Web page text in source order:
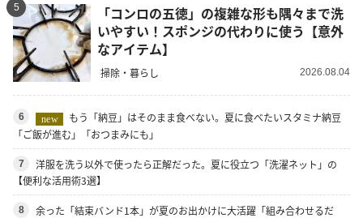
5
「コンロの五徳」の複雑な形も隅々まで洗
いやすい！スポンジの代わりに使う【意外
なアイテム】
掃除・暮らし 2026.08.04
6 new
もう「納豆」はそのまま食べない。夏に食べたいスタミナ納豆
「ご飯が進む」「おつまみにも」
7
洋服を洗う以外で使ったら正解だった。夏に役立つ「洗濯ネット」の
【便利な活用術3選】
8
余った「結束バンド1本」が夏のお出かけに大活躍「組み合わせるだ